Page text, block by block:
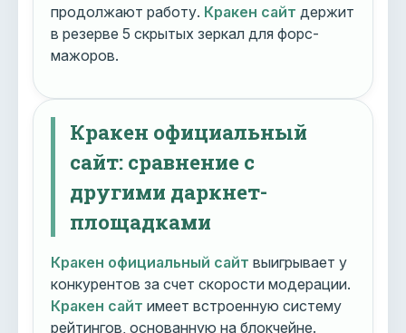
продолжают работу. Кракен сайт держит
в резерве 5 скрытых зеркал для форс-
мажоров.
Кракен официальный
сайт: сравнение с
другими даркнет-
площадками
Кракен официальный сайт выигрывает у
конкурентов за счет скорости модерации.
Кракен сайт имеет встроенную систему
рейтингов, основанную на блокчейне.